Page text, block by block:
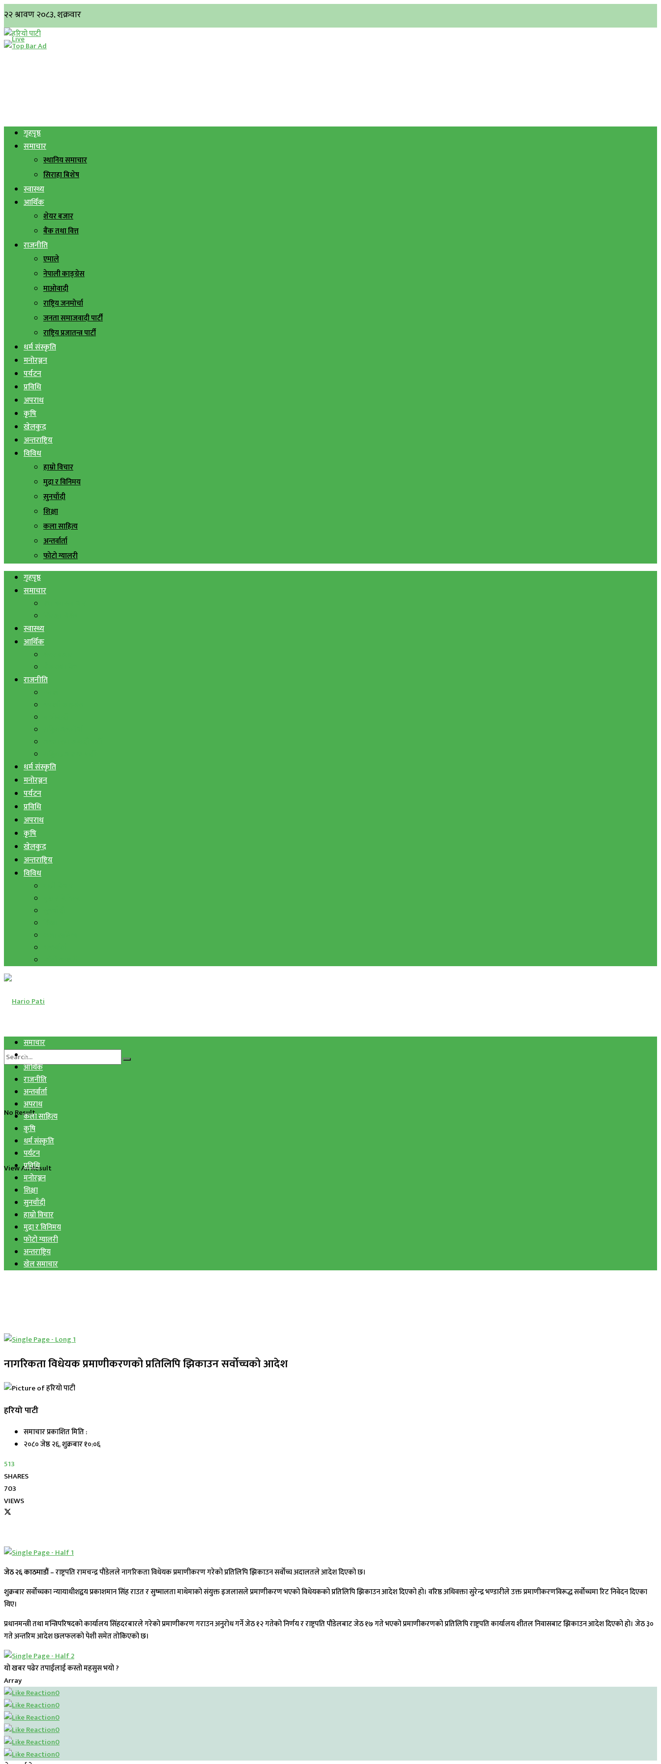
गृहपृष्ठ
समाचार
स्थानिय समाचार
सिराहा बिशेष
स्वास्थ्य
आर्थिक
शेयर बजार
बैंक तथा वित्त
राजनीति
एमाले
नेपाली काङ्ग्रेस
माओवादी
राष्ट्रिय जनमोर्चा
जनता समाजवादी पार्टी
राष्ट्रिय प्रजातन्त्र पार्टी
धर्म संस्कृति
मनोरञ्जन
पर्यटन
प्रविधि
अपराध
कृषि
खेलकुद
अन्तराष्ट्रिय
विविध
हाम्रो विचार
मुद्रा र विनिमय
सुनचाँदी
शिक्षा
कला साहित्य
अन्तर्वार्ता
फोटो ग्यालरी
गृहपृष्ठ
समाचार
स्वास्थ्य
आर्थिक
राजनीति
धर्म संस्कृति
मनोरञ्जन
पर्यटन
प्रविधि
अपराध
कृषि
खेलकुद
अन्तराष्ट्रिय
विविध
No Result
View All Result
समाचार
स्वास्थ्य
आर्थिक
राजनीति
अन्तर्वार्ता
अपराध
कला साहित्य
कृषि
धर्म संस्कृति
पर्यटन
प्रविधि
मनोरञ्जन
शिक्षा
सुनचाँदी
हाम्रो विचार
मुद्रा र विनिमय
फोटो ग्यालरी
अन्तराष्ट्रिय
खेल समाचार
नागरिकता विधेयक प्रमाणीकरणको प्रतिलिपि झिकाउन सर्वोच्चको आदेश
हरियो पाटी
समाचार प्रकाशित मिति :
२०८० जेष्ठ २६, शुक्रबार १०:०६
513
SHARES
703
VIEWS
जेठ २६ काठमाडौं –राष्ट्रपति रामचन्द्र पौडेलले नागरिकता विधेयक प्रमाणीकरण गरेको प्रतिलिपि झिकाउन सर्वोच्च अदालतले आदेश दिएको छ।
शुक्रबार सर्वोच्चका न्‍यायाधीशद्वय प्रकाशमान सिंह राउत र सुष्मालता माथेमाको संयुक्त इजलासले प्रमाणीकरण भएको विधेयकको प्रतिलिपि झिकाउन आदेश दिएको हो। वरिष्ठ अधिवक्ता सुरेन्द्र भण्डारीले उक्त प्रमाणीकरणविरूद्ध सर्वोच्चमा रिट निवेदन दिएका
थिए।
‍प्रधानमन्त्री तथा मन्त्रिपरिषदको कार्यालय सिंहदरबारले गरेको प्रमाणीकरण गराउन अनुरोध गर्ने जेठ १२ गतेको निर्णय र राष्ट्रपति पौडेलबाट जेठ १७ गते भएको प्रमाणीकरणको प्रतिलिपि राष्ट्रपति कार्यालय शीतल निवासबाट झिकाउन आदेश दिएको हो। जेठ ३०
गते अन्तरिम आदेश छलफलको पेशी समेत तोकिएको छ।
यो खबर पढेर तपाईलाई कस्तो महसुस भयो ?
Array
0
0
0
0
0
0